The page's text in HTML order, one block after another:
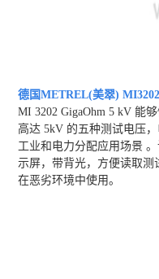
德国METREL(美翠)
MI 3202 GigaOhm 5 kV 能
高达 5kV 的五种测试电压
工业和电力分配应用场景
示屏，带背光，方便读取测
在恶劣环境中使用。